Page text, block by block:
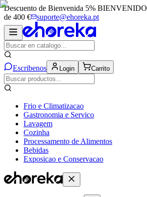
Descuento de Bienvenida 5% BIENVENIDO
de 400 €
suporte@ehoreka.pt
Escribenos Login Carrito
Frio e Climatizacao
Gastronomia e Servico
Lavagem
Cozinha
Processamento de Alimentos
Bebidas
Exposicao e Conservacao